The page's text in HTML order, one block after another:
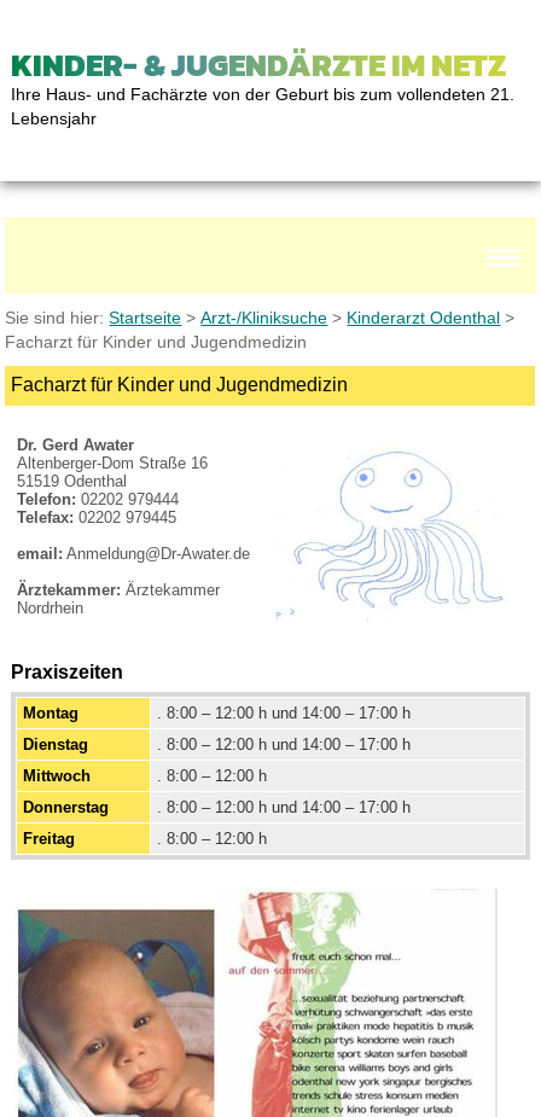
KINDER- & JUGENDÄRZTE IM NETZ
Ihre Haus- und Fachärzte von der Geburt bis zum vollendeten 21.
Lebensjahr
Sie sind hier:Startseite >Arzt-/Kliniksuche > Kinderarzt Odenthal >
Facharzt für Kinder und Jugendmedizin
Facharzt für Kinder und Jugendmedizin
Dr. Gerd Awater
Altenberger-Dom Straße 16
51519 Odenthal
Telefon: 02202 979444
Telefax: 02202 979445
email: Anmeldung@Dr-Awater.de
Ärztekammer: Ärztekammer
Nordrhein
Praxiszeiten
Montag
. 8:00 – 12:00 h und 14:00 – 17:00 h
Dienstag
. 8:00 – 12:00 h und 14:00 – 17:00 h
Mittwoch
. 8:00 – 12:00 h
Donnerstag
. 8:00 – 12:00 h und 14:00 – 17:00 h
Freitag
. 8:00 – 12:00 h